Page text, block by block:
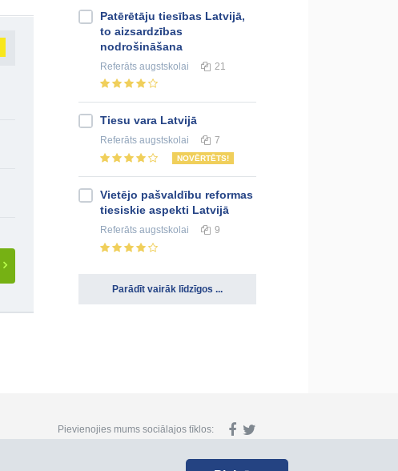
Patērētāju tiesības Latvijā,
to aizsardzības
nodrošināšana
Referāts augstskolai 21
Tiesu vara Latvijā
Referāts augstskolai 7
NOVĒRTĒTS!
Vietējo pašvaldību reformas
tiesiskie aspekti Latvijā
Referāts augstskolai 9
Parādīt vairāk līdzīgos ...
Pievienojies mums sociālajos tīklos: